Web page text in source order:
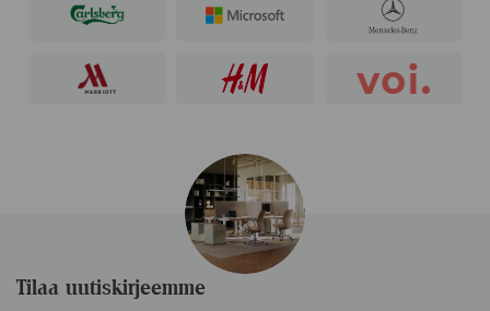
Tilaa uutiskirjeemme